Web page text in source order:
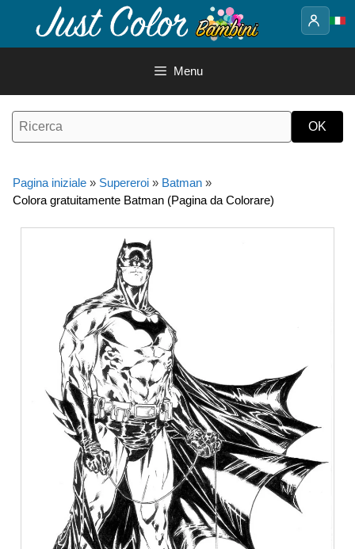
contenuto
Menu
Pagina iniziale » Supereroi » Batman »
Colora gratuitamente Batman (Pagina da Colorare)